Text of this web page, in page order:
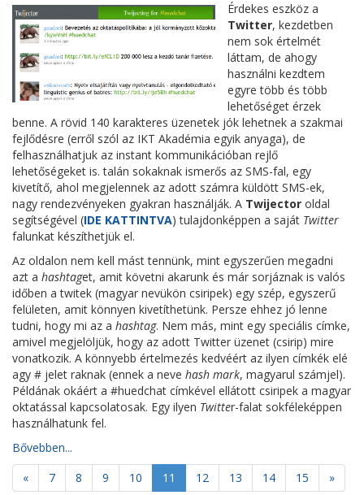
Érdekes eszköz a
Twitter, kezdetben
nem sok értelmét
láttam, de ahogy
használni kezdtem
egyre több és több
lehetőséget érzek
benne. A rövid 140 karakteres üzenetek jók lehetnek a szakmai
fejlődésre (erről szól az IKT Akadémia egyik anyaga), de
felhasználhatjuk az instant kommunikációban rejlő
lehetőségeket is. talán sokaknak ismerős az SMS-fal, egy
kivetítő, ahol megjelennek az adott számra küldött SMS-ek,
nagy rendezvényeken gyakran használják. A Twijector oldal
segítségével (IDE KATTINTVA) tulajdonképpen a saját Twitter
falunkat készíthetjük el.
Az oldalon nem kell mást tennünk, mint egyszerűen megadni
azt a hashtaget, amit követni akarunk és már sorjáznak is valós
időben a twitek (magyar nevükön csiripek) egy szép, egyszerű
felületen, amit könnyen kivetíthetünk. Persze ehhez jó lenne
tudni, hogy mi az a hashtag. Nem más, mint egy speciális címke,
amivel megjelöljük, hogy az adott Twitter üzenet (csirip) mire
vonatkozik. A könnyebb értelmezés kedvéért az ilyen címkék elé
agy # jelet raknak (ennek a neve hash mark, magyarul számjel).
Példának okáért a #huedchat címkével ellátott csiripek a magyar
oktatással kapcsolatosak. Egy ilyen Twitter-falat sokféleképpen
használhatunk fel.
Bővebben...
«
7 8 9 10 11 12 13 14 15 »